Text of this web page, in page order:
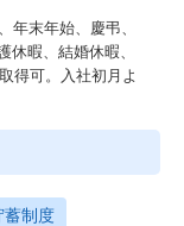
年末年始、慶弔、
休暇、結婚休暇、
得可。入社初月よ
蓄制度